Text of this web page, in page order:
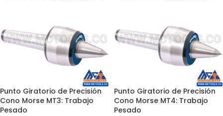
Punto Giratorio de Precisión
Cono Morse MT3: Trabajo
Pesado
Punto Giratorio de Precisión
Cono Morse MT4: Trabajo
Pesado